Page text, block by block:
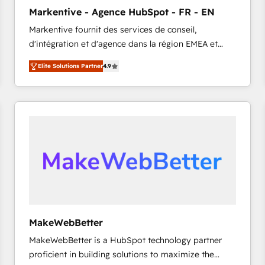
2️⃣ AIエージェント組織構築 営業・マーケティング業務
の一部をAIが自律実行する組織への移行を設計・実装。
Breeze・Claude等をHubSpotと連携させ、役割定義・
運用ルール・成果指標まで含めて設計します。 3️⃣ 全社
DX × AI推進のPMO伴走支援 複数部門をまたぐDX×AI変
革を、構想から実装・定着までPMOとして主導。「設
定の代行ではなく、設計の責任」を引き受け、部門横断
提供。 ▸ 既存CRM・MAからの移行支援：Salesforce・
ンツとサイト構造を最適化。 🏆 なぜ100incを選ぶの
ード受賞・HUGリーダー ✓ ISO27001:2022 /
ISO9001:2015 取得 ✓ 400社以上の導入実績 ✓
Markentive - Agence HubSpot - FR - EN
Markentive fournit des services de conseil,
d'intégration et d'agence dans la région EMEA et
North America. Avec plus de 115 experts en
marketing automation, Growth, Revops, CRM et
webdesign. Markentive is both a consulting firm, a
digital agency and an integrator. With over 115
Elite Solutions Partner4.9
MakeWebBetter
MakeWebBetter is a HubSpot technology partner
proficient in building solutions to maximize the